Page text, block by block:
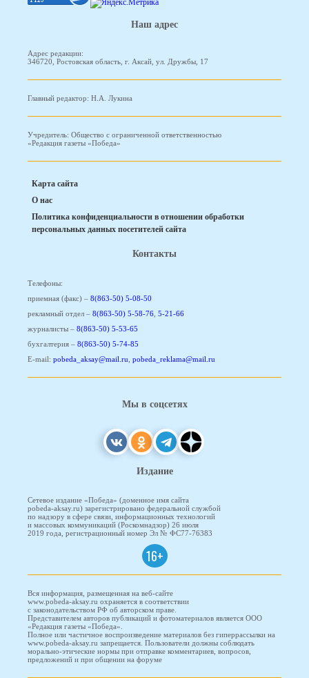
Наш адрес
Адрес редакции:
346720, Ростовская область, г. Аксай, ул. Дружбы, 17
Главный редактор: Н.А. Лукина
Учредитель: Общество с ограниченной ответственностью
«Редакция газеты «Победа»
Карта сайта
О нас
Политика конфиденциальности в отношении обработки
персональных данных посетителей сайта
Контакты
Телефоны:
приемная (факс) – 8(863-50) 5-08-50
рекламный отдел – 8(863-50) 5-58-76 5-21-66
журналисты – 8(863-50) 5-53-65
бухгалтерия – 8(863-50) 5-74-85
E-mail: pobeda_aksay@mail.ru pobeda_reklama@mail.ru
Мы в соцсетях
Издание
Сетевое издание «Победа» (доменное имя сайта
pobeda-aksay.ru) зарегистрировано федеральной службой
по надзору в сфере связи, информационных технологий
и массовых коммуникаций (Роскомнадзор) 26 июля
2019 года, регистрационный номер Эл № ФС77-76383
16+
Вся информация, размещенная на веб-сайте
www.pobeda-aksay.ru охраняется в соответствии
с законодательством РФ об авторском праве.
Представителем авторов публикаций и фотоматериалов является ООО
«Редакция газеты «Победа».
Полное или частичное воспроизведение материалов без гиперрассылки на
www.pobeda-aksay.ru запрещается. Пользователи должны соблюдать
морально-этические нормы при отправке комментариев, вопросов,
предложений и при общении на форуме